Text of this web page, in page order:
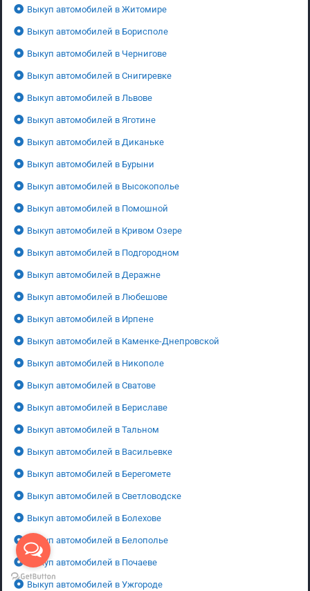
Выкуп автомобилей в Житомире
Выкуп автомобилей в Борисполе
Выкуп автомобилей в Чернигове
Выкуп автомобилей в Снигиревке
Выкуп автомобилей в Львове
Выкуп автомобилей в Яготине
Выкуп автомобилей в Диканьке
Выкуп автомобилей в Бурыни
Выкуп автомобилей в Высокополье
Выкуп автомобилей в Помошной
Выкуп автомобилей в Кривом Озере
Выкуп автомобилей в Подгородном
Выкуп автомобилей в Деражне
Выкуп автомобилей в Любешове
Выкуп автомобилей в Ирпене
Выкуп автомобилей в Каменке-Днепровской
Выкуп автомобилей в Никополе
Выкуп автомобилей в Сватове
Выкуп автомобилей в Бериславе
Выкуп автомобилей в Тальном
Выкуп автомобилей в Васильевке
Выкуп автомобилей в Берегомете
Выкуп автомобилей в Светловодске
Выкуп автомобилей в Болехове
Выкуп автомобилей в Белополье
Выкуп автомобилей в Почаеве
Выкуп автомобилей в Ужгороде